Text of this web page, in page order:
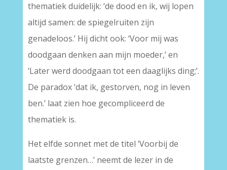
thematiek duidelijk: ‘de dood en ik, wij lopen
altijd samen: de spiegelruiten zijn
genadeloos.’ Hij dicht ook: ‘Voor mij was
doodgaan denken aan mijn moeder,’ en
‘Later werd doodgaan tot een daaglijks ding;’.
De paradox ‘dat ik, gestorven, nog in leven
ben.’ laat zien hoe gecompliceerd de
thematiek is.
Het elfde sonnet met de titel ‘Voorbij de
laatste grenzen…’ neemt de lezer in de